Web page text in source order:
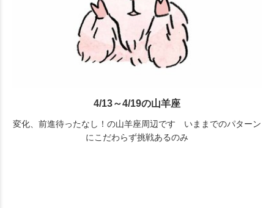
4/13～4/19の山羊座
変化、前進待ったなし！の山羊座周辺です いままでのパターン
にこだわらず挑戦あるのみ